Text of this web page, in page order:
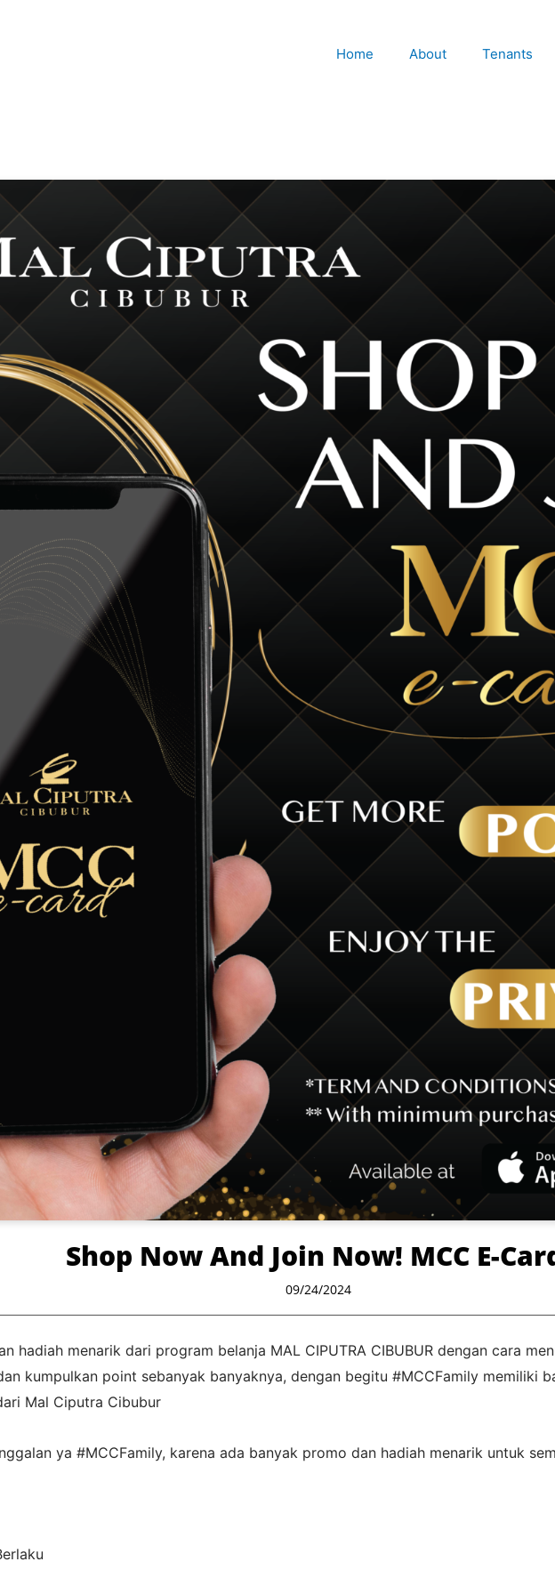
Home About Tenants
Shop Now And Join Now! MCC E-
09/24/2024
hadiah menarik dari program belanja MAL CIPUTRA CIBUBUR dengan cara
kumpulkan point sebanyak banyaknya, dengan begitu #MCCFamily memiliki
Mal Ciputra Cibubur
ya #MCCFamily, karena ada banyak promo dan hadiah menarik untuk